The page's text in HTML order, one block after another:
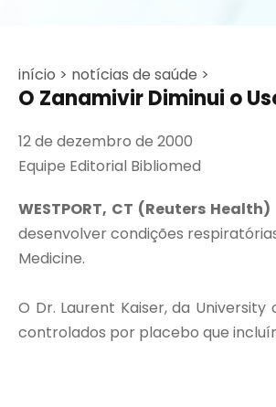
início > notícias de saúde >
O Zanamivir Diminui o
12 de dezembro de 2000
Equipe Editorial Bibliomed
WESTPORT, CT (Reuters Health)
desenvolver condições
Medicine.
O Dr. Laurent Kaiser, da
controlados por placebo que